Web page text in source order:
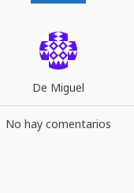
De Miguel
No hay comentarios